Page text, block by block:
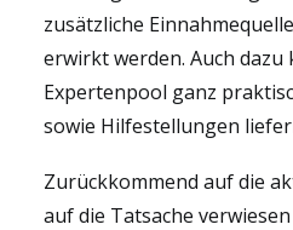
zusätzliche
erwirkt werden. Auch dazu
Expertenpool ganz
sowie Hilfestellungen
Zurückkommend auf die
auf die Tatsache